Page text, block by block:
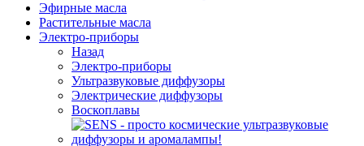
Эфирные масла
Растительные масла
Электро-приборы
Назад
Электро-приборы
Ультразвуковые диффузоры
Электрические диффузоры
Воскоплавы